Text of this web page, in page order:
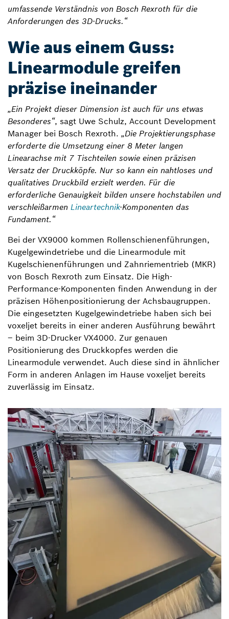
umfassende Verständnis von Bosch Rexroth für die
Anforderungen des 3D-Drucks.“
Wie aus einem Guss:
Linearmodule greifen
präzise ineinander
„Ein Projekt dieser Dimension ist auch für uns etwas
Besonderes“, sagt Uwe Schulz, Account Development
Manager bei Bosch Rexroth. „Die Projektierungsphase
erforderte die Umsetzung einer 8 Meter langen
Linearachse mit 7 Tischteilen sowie einen präzisen
Versatz der Druckköpfe. Nur so kann ein nahtloses und
qualitatives Druckbild erzielt werden. Für die
erforderliche Genauigkeit bilden unsere hochstabilen und
verschleißarmen Lineartechnik-Komponenten das
Fundament.“
Bei der VX9000 kommen Rollenschienenführungen,
Kugelgewindetriebe und die Linearmodule mit
Kugelschienenführungen und Zahnriementrieb (MKR)
von Bosch Rexroth zum Einsatz. Die High-
Performance-Komponenten finden Anwendung in der
präzisen Höhenpositionierung der Achsbaugruppen.
Die eingesetzten Kugelgewindetriebe haben sich bei
voxeljet bereits in einer anderen Ausführung bewährt
– beim 3D-Drucker VX4000. Zur genauen
Positionierung des Druckkopfes werden die
Linearmodule verwendet. Auch diese sind in ähnlicher
Form in anderen Anlagen im Hause voxeljet bereits
zuverlässig im Einsatz.